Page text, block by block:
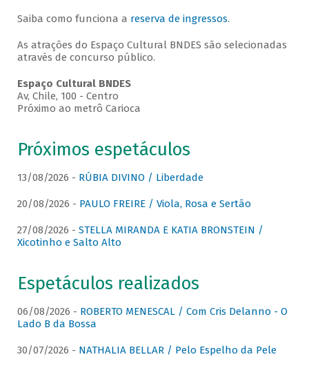
Saiba como funciona a reserva de ingressos.
As atrações do Espaço Cultural BNDES são selecionadas
através de concurso público.
Espaço Cultural BNDES
Av, Chile, 100 - Centro
Próximo ao metrô Carioca
Próximos espetáculos
13/08/2026 - RÚBIA DIVINO / Liberdade
20/08/2026 - PAULO FREIRE / Viola, Rosa e Sertão
27/08/2026 - STELLA MIRANDA E KATIA BRONSTEIN /
Xicotinho e Salto Alto
Espetáculos realizados
06/08/2026 - ROBERTO MENESCAL / Com Cris Delanno - O
Lado B da Bossa
30/07/2026 - NATHALIA BELLAR / Pelo Espelho da Pele